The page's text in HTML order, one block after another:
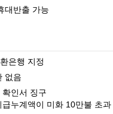
대반출 가능
은행 지정
없음
확인서 징구
급누계액이 미화 10만불 초